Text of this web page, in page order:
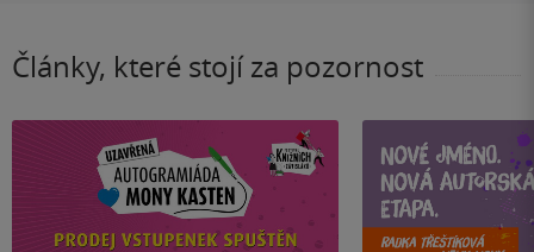
Články, které stojí za pozornost